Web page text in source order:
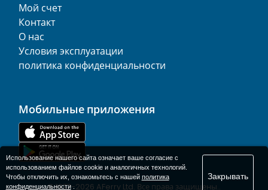
Мой счет
Контакт
О нас
Условия эксплуатации
политика конфиденциальности
Мобильные приложения
© 1977-2026 AFerry Ltd. Все права защищены..
Использование нашего сайта означает ваше согласие с
использованием файлов cookie и аналогичных технологий.
Чтобы отключить их, ознакомьтесь с нашей политика
конфиденциальности.
Закрывать